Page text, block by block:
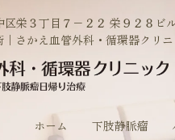
栄３丁目７−２２ 栄９２８ビ
さかえ血管外科・循環器クリ
ホーム 下肢静脈瘤